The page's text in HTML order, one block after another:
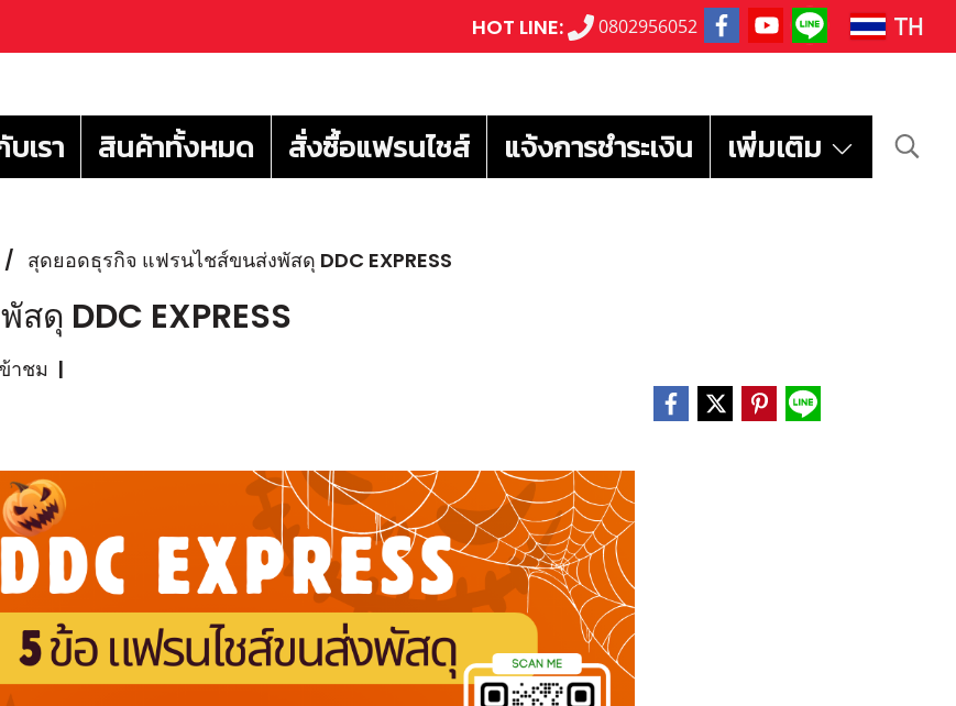
HOT LINE: 0802956052 TH
เรา สินค้าทั้งหมด สั่งซื้อแฟรนไชส์ แจ้งการชำระเงิน เพิ่มเติม
สุดยอดธุรกิจ แฟรนไชส์ขนส่งพัสดุ DDC EXPRESS
ดุ DDC EXPRESS
าชม |